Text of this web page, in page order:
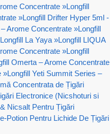
Concentrate »Longfill
»Longfill Drifter Hyper 5ml -
Arome Concentrate »Longfill
Longfill La Yaya »Longfill LIQUA
Concentrate »Longfill
Omerta – Arome Concentrate
»Longfill Yeti Summit Series –
Concentrata de Țigări
Electronice (Nicshoturi si
Nicsalt Pentru Țigări
Potion Pentru Lichide De Țigări